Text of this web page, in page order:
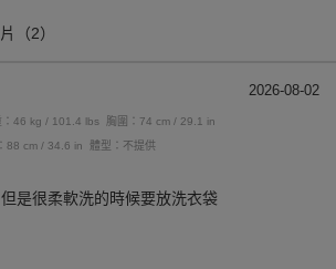
（2）
2026-08-02
：46 kg / 101.4 lbs
胸圍：74 cm / 29.1 in
88 cm / 34.6 in
體型：不提供
是很柔軟洗的時候要放洗衣袋